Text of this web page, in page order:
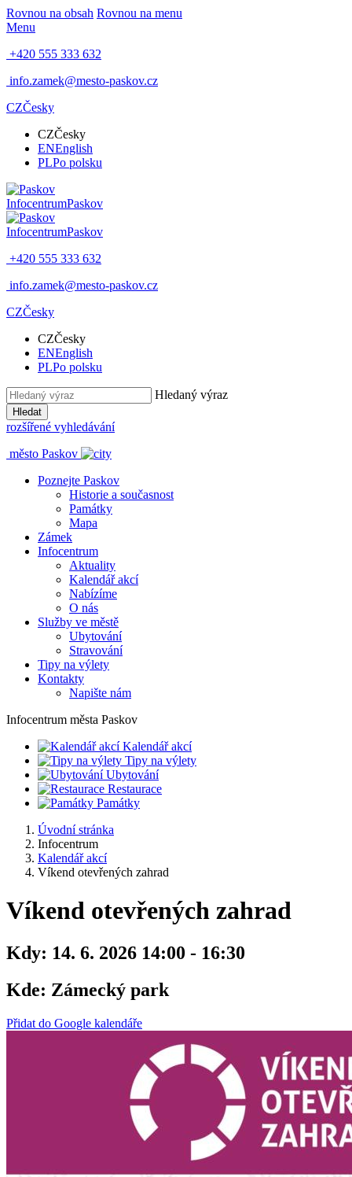
Rovnou na obsah Rovnou na menu
Menu
+420 555 333 632
info.zamek@mesto-paskov.cz
CZČesky
CZČesky
ENEnglish
PLPo polsku
InfocentrumPaskov
InfocentrumPaskov
+420 555 333 632
info.zamek@mesto-paskov.cz
CZČesky
CZČesky
ENEnglish
PLPo polsku
Hledaný výraz
Hledat
rozšířené vyhledávání
město Paskov
Poznejte Paskov
Historie a současnost
Památky
Mapa
Zámek
Infocentrum
Aktuality
Kalendář akcí
Nabízíme
O nás
Služby ve městě
Ubytování
Stravování
Tipy na výlety
Kontakty
Napište nám
Infocentrum města Paskov
Kalendář akcí
Tipy na výlety
Ubytování
Restaurace
Památky
Úvodní stránka
Infocentrum
Kalendář akcí
Víkend otevřených zahrad
Víkend otevřených zahrad
Kdy: 14. 6. 2026 14:00 - 16:30
Kde: Zámecký park
Přidat do Google kalendáře